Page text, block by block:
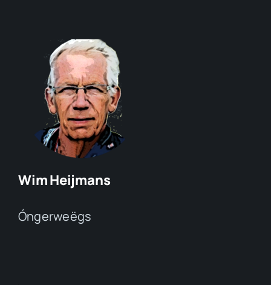
Wim Heijmans
Óngerweëgs